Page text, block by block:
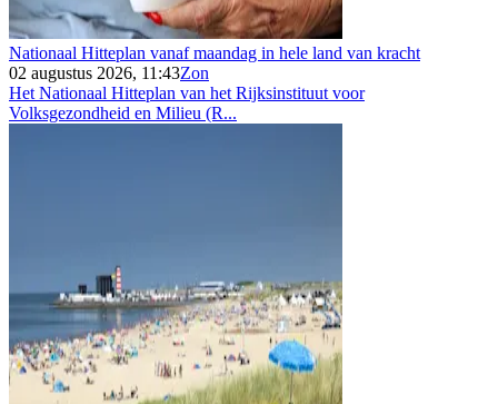
Nationaal Hitteplan vanaf maandag in hele land van kracht
02 augustus 2026, 11:43Zon
Het Nationaal Hitteplan van het Rijksinstituut voor
Volksgezondheid en Milieu (R...